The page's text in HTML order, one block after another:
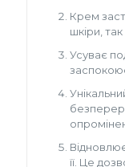
Крем
шкіри,
Усуває
її. Це